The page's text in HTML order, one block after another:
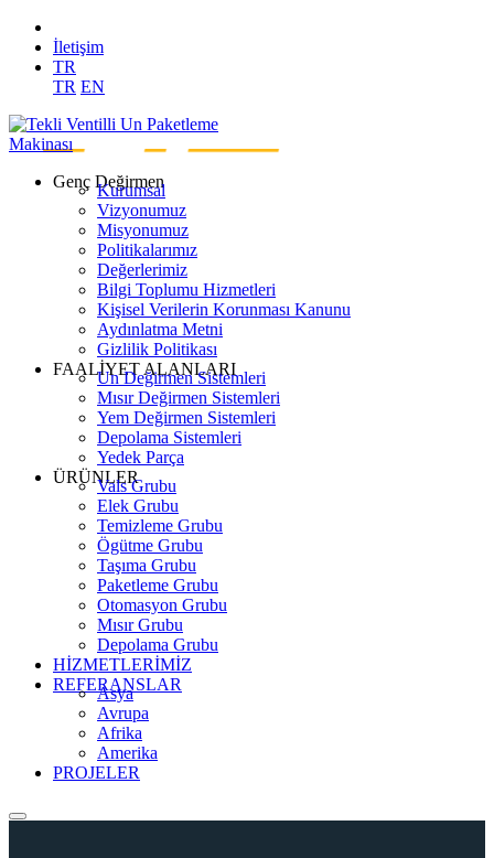
İletişim
TR
TR EN
Genç Değirmen
Kurumsal
Vizyonumuz
Misyonumuz
Politikalarımız
Değerlerimiz
Bilgi Toplumu Hizmetleri
Kişisel Verilerin Korunması Kanunu
Aydınlatma Metni
Gizlilik Politikası
FAALİYET ALANLARI
Un Değirmen Sistemleri
Mısır Değirmen Sistemleri
Yem Değirmen Sistemleri
Depolama Sistemleri
Yedek Parça
ÜRÜNLER
Vals Grubu
Elek Grubu
Temizleme Grubu
Ögütme Grubu
Taşıma Grubu
Paketleme Grubu
Otomasyon Grubu
Mısır Grubu
Depolama Grubu
HİZMETLERİMİZ
REFERANSLAR
Asya
Avrupa
Afrika
Amerika
PROJELER